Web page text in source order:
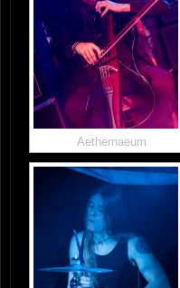
Aethernaeum